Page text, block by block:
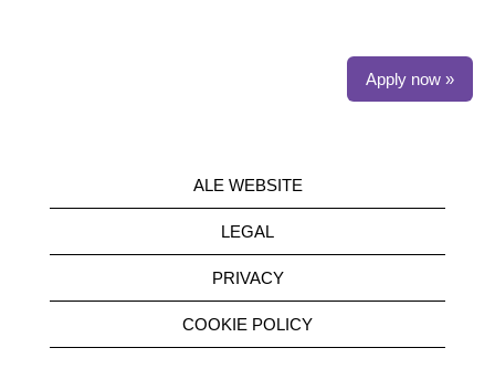
Apply now »
ALE WEBSITE
LEGAL
PRIVACY
COOKIE POLICY